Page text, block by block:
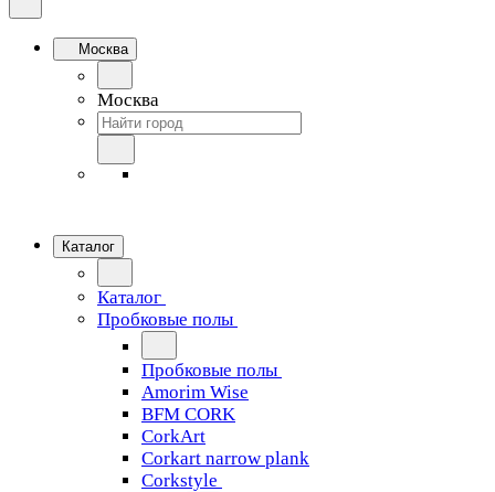
Москва
Москва
Каталог
Каталог
Пробковые полы
Пробковые полы
Amorim Wise
BFM CORK
CorkArt
Corkart narrow plank
Corkstyle